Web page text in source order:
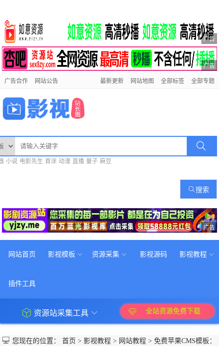
广告
广告
广告合作 网站公告 最新更新 网站地图 全部标签 全部专题
小说 电影先生 首涂 动漫 直播 量子 麻豆
搜索
广告
网站首页 影视模板 资源采集 影视源码 影视教程
插件工具
资源站采集工具 全站资源免费下载
您现在的位置：首页 > 影视教程 > 网站教程 >免费苹果CMS模板：